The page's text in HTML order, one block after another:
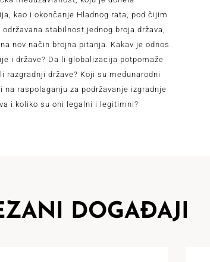
kao i okončanje Hladnog rata, pod čijim
stabilnost jednog broja država,
nov način brojna pitanja. Kakav je odnos
i države? Da li globalizacija potpomaže
razgradnji države? Koji su međunarodni
na raspolaganju za podržavanje izgradnje
i koliko su oni legalni i legitimni?
DOGAĐAJI